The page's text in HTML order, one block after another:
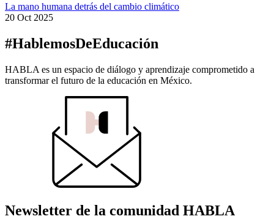
La mano humana detrás del cambio climático
20 Oct 2025
#HablemosDeEducación
HABLA es un espacio de diálogo y aprendizaje comprometido a
transformar el futuro de la educación en México.
Newsletter de la comunidad HABLA